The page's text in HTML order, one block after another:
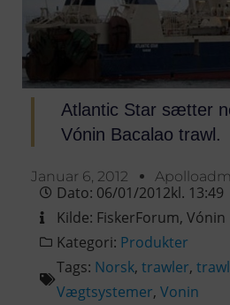
Atlantic Star sætter
Vónin Bacalao trawl.
Januar 6, 2012
Dato: 06/01/2012kl. 13:49
Kilde: FiskerForum, Vónin
Kategori: Produkter
Tags: Norsk, trawler,
Vægtsystemer, Vonin